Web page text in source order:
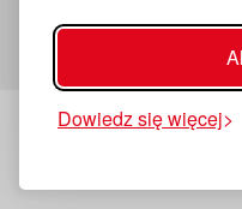
Dowiedz się więcej